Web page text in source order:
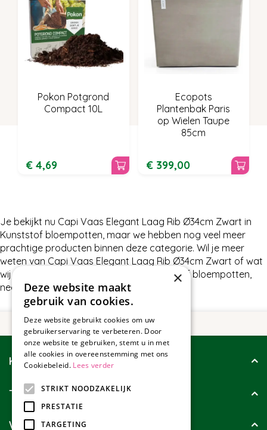
Pokon Potgrond
Compact 10L
€ 4,69
Ecopots
Plantenbak Paris
op Wielen Taupe
85cm
€ 399,00
Je bekijkt nu Capi Vaas Elegant Laag Rib Ø34cm Zwart in
Kunststof bloempotten, maar we hebben nog veel meer
prachtige producten binnen deze categorie. Wil je meer
weten van Capi Vaas Elegant Laag Rib Ø34cm Zwart of wat
wij nog meer te bieden hebben in Kunststof bloempotten,
neem dan gerust contact met ons op.
Klantenservice
Tuincollectie
Wie zijn wij?
×
Deze website maakt
gebruik van cookies.
Deze website gebruikt cookies om uw
gebruikerservaring te verbeteren. Door
onze website te gebruiken, stemt u in met
alle cookies in overeenstemming met ons
Cookiebeleid. Lees verder
STRIKT NOODZAKELIJK
PRESTATIE
TARGETING